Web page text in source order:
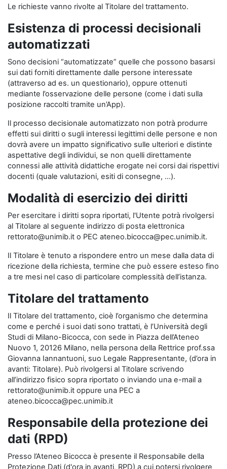
Le richieste vanno rivolte al Titolare del trattamento.
Esistenza di processi decisionali
automatizzati
Sono decisioni “automatizzate” quelle che possono basarsi
sui dati forniti direttamente dalle persone interessate
(attraverso ad es. un questionario), oppure ottenuti
mediante l’osservazione delle persone (come i dati sulla
posizione raccolti tramite un’App).
Il processo decisionale automatizzato non potrà produrre
effetti sui diritti o sugli interessi legittimi delle persone e non
dovrà avere un impatto significativo sulle ulteriori e distinte
aspettative degli individui, se non quelli direttamente
connessi alle attività didattiche erogate nei corsi dai rispettivi
docenti (quale valutazioni, esiti di consegne, …).
Modalità di esercizio dei diritti
Per esercitare i diritti sopra riportati, l'Utente potrà rivolgersi
al Titolare al seguente indirizzo di posta elettronica
rettorato@unimib.it o PEC ateneo.bicocca@pec.unimib.it.
Il Titolare è tenuto a rispondere entro un mese dalla data di
ricezione della richiesta, termine che può essere esteso fino
a tre mesi nel caso di particolare complessità dell’istanza.
Titolare del trattamento
Il Titolare del trattamento, cioè l’organismo che determina
come e perché i suoi dati sono trattati, è l’Università degli
Studi di Milano-Bicocca, con sede in Piazza dell’Ateneo
Nuovo 1, 20126 Milano, nella persona della Rettrice prof.ssa
Giovanna Iannantuoni, suo Legale Rappresentante, (d’ora in
avanti: Titolare). Può rivolgersi al Titolare scrivendo
all’indirizzo fisico sopra riportato o inviando una e-mail a
rettorato@unimib.it oppure una PEC a
ateneo.bicocca@pec.unimib.it
Responsabile della protezione dei
dati (RPD)
Presso l’Ateneo Bicocca è presente il Responsabile della
Protezione Dati (d'ora in avanti, RPD) a cui potersi rivolgere